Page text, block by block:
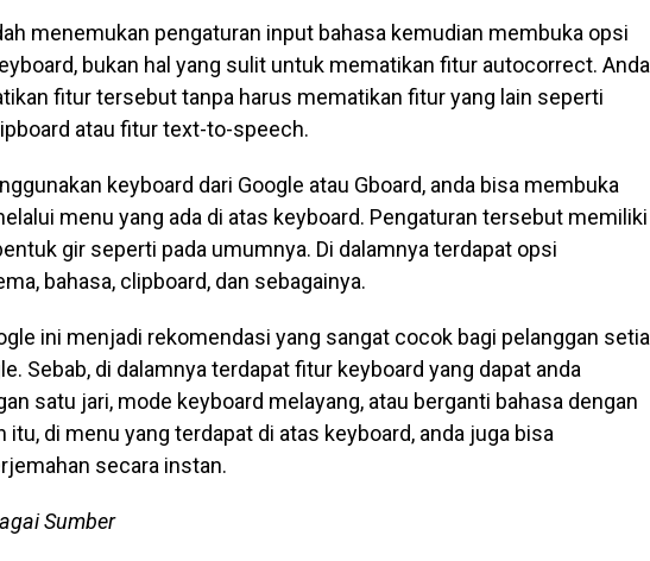
menemukan pengaturan input bahasa kemudian membuka opsi
bukan hal yang sulit untuk mematikan fitur autocorrect. Anda
fitur tersebut tanpa harus mematikan fitur yang lain seperti
atau fitur text-to-speech.
keyboard dari Google atau Gboard, anda bisa membuka
menu yang ada di atas keyboard. Pengaturan tersebut memiliki
gir seperti pada umumnya. Di dalamnya terdapat opsi
bahasa, clipboard, dan sebagainya.
ini menjadi rekomendasi yang sangat cocok bagi pelanggan setia
Sebab, di dalamnya terdapat fitur keyboard yang dapat anda
satu jari, mode keyboard melayang, atau berganti bahasa dengan
itu, di menu yang terdapat di atas keyboard, anda juga bisa
secara instan.
Sumber